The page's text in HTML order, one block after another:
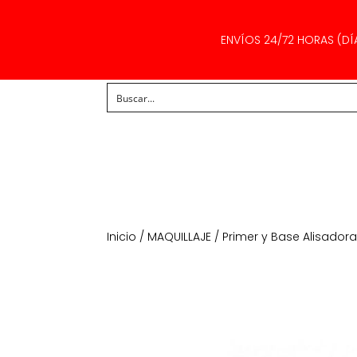
ENVÍOS 24/72 HORAS
Inicio / MAQUILLAJE / Primer y Base Alisadora